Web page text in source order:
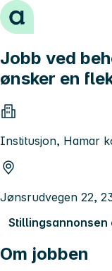
Hopp til innhold
Jobb ved
ønsker en
Institusjon, Hamar
Jønsrudvegen 22,
Stillingsannonsen
Om jobben